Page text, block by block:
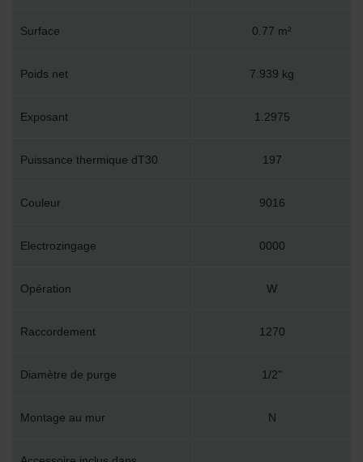
Surface 0.77 m²
Poids net 7.939 kg
Exposant 1.2975
Puissance thermique dT30 197
Couleur 9016
Electrozingage 0000
Opération W
Raccordement 1270
Diamètre de purge 1/2"
Montage au mur N